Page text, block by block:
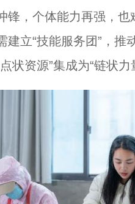
，个体能力再强，也
立“技能服务团”，推
状资源”集成为“链状力